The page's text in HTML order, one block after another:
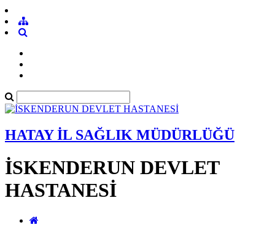
HATAY İL SAĞLIK MÜDÜRLÜĞÜ
İSKENDERUN DEVLET
HASTANESİ